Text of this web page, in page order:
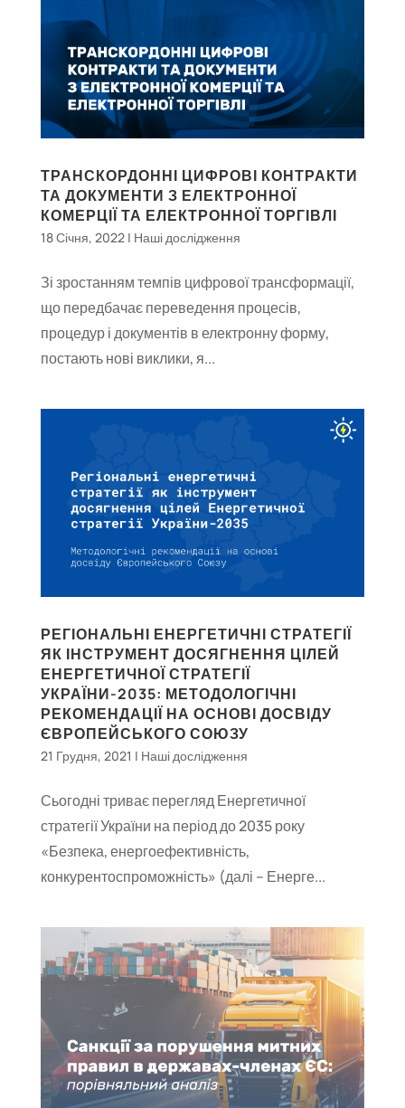
ТРАНСКОРДОННІ ЦИФРОВІ КОНТРАКТИ
ТА ДОКУМЕНТИ З ЕЛЕКТРОННОЇ
КОМЕРЦІЇ ТА ЕЛЕКТРОННОЇ ТОРГІВЛІ
18 Січня, 2022| Наші дослідження
Зі зростанням темпів цифрової трансформації,
що передбачає переведення процесів,
процедур і документів в електронну форму,
постають нові виклики, я...
РЕГІОНАЛЬНІ ЕНЕРГЕТИЧНІ СТРАТЕГІЇ
ЯК ІНСТРУМЕНТ ДОСЯГНЕННЯ ЦІЛЕЙ
ЕНЕРГЕТИЧНОЇ СТРАТЕГІЇ
УКРАЇНИ-2035: МЕТОДОЛОГІЧНІ
РЕКОМЕНДАЦІЇ НА ОСНОВІ ДОСВІДУ
ЄВРОПЕЙСЬКОГО СОЮЗУ
21 Грудня, 2021 | Наші дослідження
Сьогодні триває перегляд Енергетичної
стратегії України на період до 2035 року
«Безпека, енергоефективність,
конкурентоспроможність» (далі – Енерге...